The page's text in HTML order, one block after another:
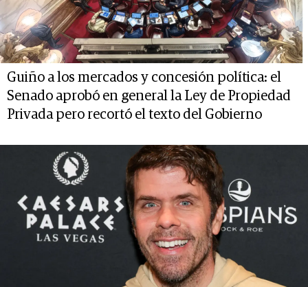
Guiño a los mercados y concesión política: el
Senado aprobó en general la Ley de Propiedad
Privada pero recortó el texto del Gobierno